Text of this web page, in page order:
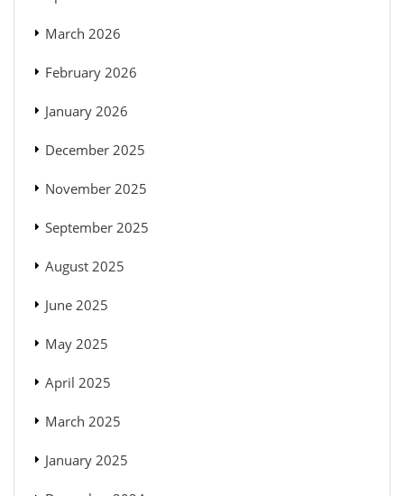
March 2026
February 2026
January 2026
December 2025
November 2025
September 2025
August 2025
June 2025
May 2025
April 2025
March 2025
January 2025